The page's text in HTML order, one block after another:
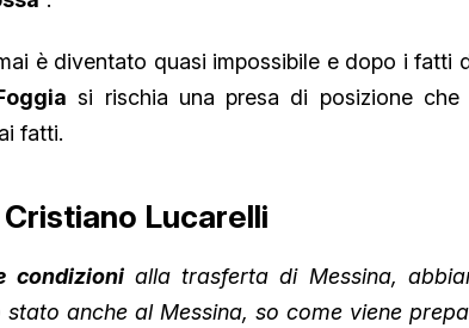
è diventato quasi impossibile e dopo i fatti
si rischia una presa di posizione che
fatti.
Lucarelli
condizioni alla trasferta di Messina,
anche al Messina, so come viene